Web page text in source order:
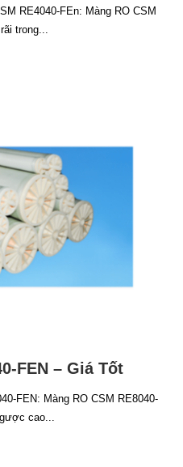
RE4040-FEn: Màng RO CSM
trong...
FEN – Giá Tốt
FEN: Màng RO CSM RE8040-
cao...